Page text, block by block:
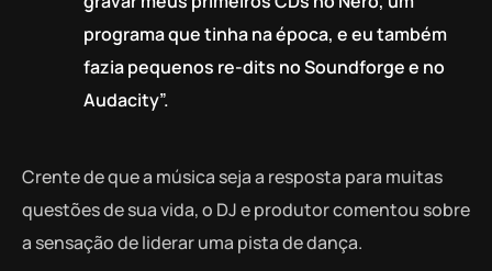
programa que tinha na época, e eu também
fazia pequenos re-dits no Soundforge e no
Audacity”.
Crente de que a música seja a resposta para muitas
questões de sua vida, o DJ e produtor comentou sobre
a sensação de liderar uma pista de dança.